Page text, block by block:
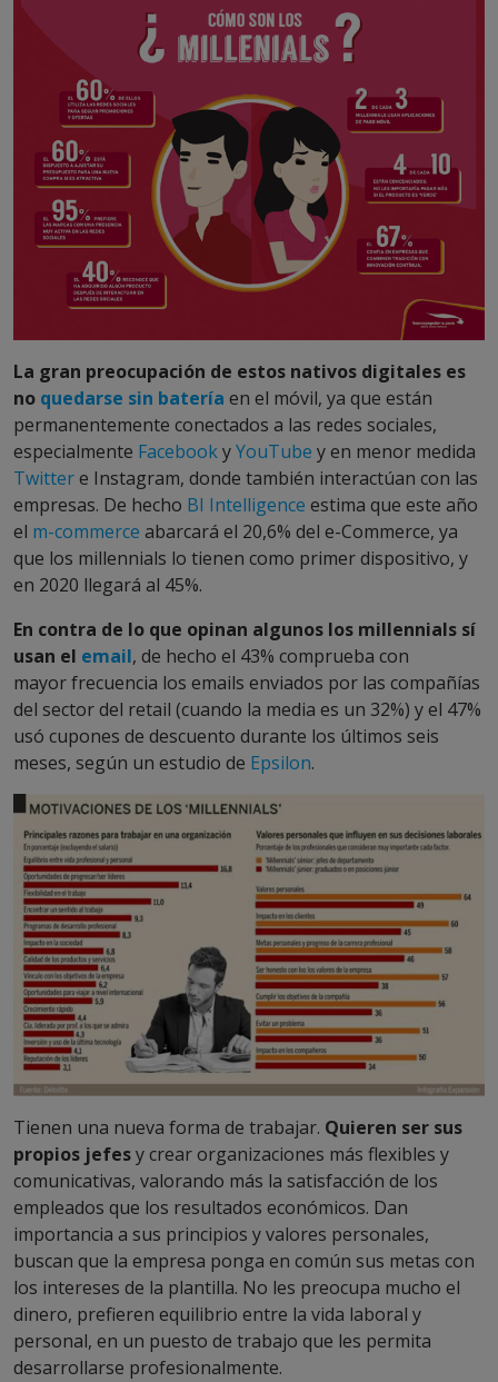
La gran preocupación de estos nativos digitales es
no quedarse sin batería en el móvil, ya que están
permanentemente conectados a las redes sociales,
especialmente FacebookyYouTube y en menor medida
Twittere Instagram, donde también interactúan con las
empresas. De hecho BI Intelligence estima que este año
el m-commerce abarcará el 20,6% del e-Commerce, ya
que los millennials lo tienen como primer dispositivo, y
en 2020 llegará al 45%.
En contra de lo que opinan algunos los millennials sí
usan el email, de hecho el 43% comprueba con
mayor frecuencia los emails enviados por las compañías
del sector del retail (cuando la media es un 32%) y el 47%
usó cupones de descuento durante los últimos seis
meses, según un estudio de Epsilon.
Tienen una nueva forma de trabajar. Quieren ser sus
propios jefesy crear organizaciones más flexibles y
comunicativas, valorando más la satisfacción de los
empleados que los resultados económicos. Dan
importancia a sus principios y valores personales,
buscan que la empresa ponga en común sus metas con
los intereses de la plantilla. No les preocupa mucho el
dinero, prefieren equilibrio entre la vida laboral y
personal, en un puesto de trabajo que les permita
desarrollarse profesionalmente.